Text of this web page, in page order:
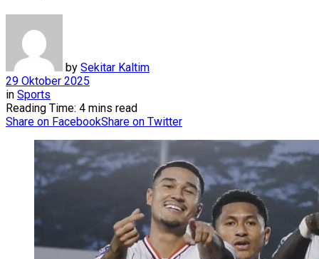
by Sekitar Kaltim
29 Oktober 2025
in Sports
Reading Time: 4 mins read
Share on FacebookShare on Twitter